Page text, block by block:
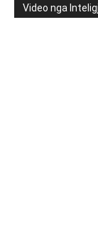
Video nga